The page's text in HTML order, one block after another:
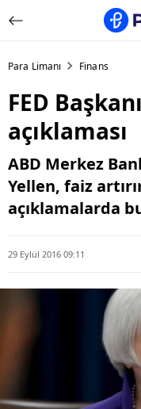
Para Limanı Finans
FED
açıklaması
ABD Merkez
Yellen, faiz
açıklamalarda
29 Eylül 2016 09:11